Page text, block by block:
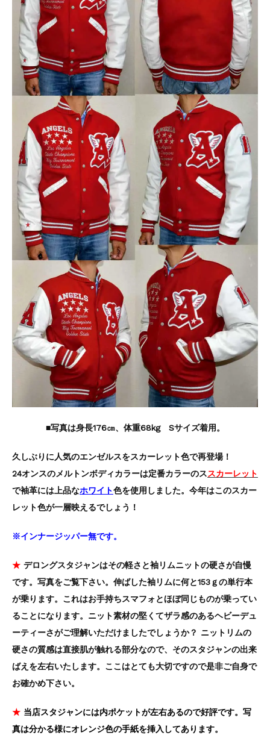
■写真は身長176㎝、体重68kg Sサイズ着用。
久しぶりに人気のエンゼルスをスカーレット色で再登場！
24オンスのメルトンボディカラーは定番カラーのススカーレット
で袖革には上品なホワイト色を使用しました。今年はこのスカー
レット色が一層映えるでしょう！
※インナージッパー無です。
★デロングスタジャンはその軽さと袖リムニットの硬さが自慢
です。写真をご覧下さい。伸ばした袖リムに何と153ｇの単行本
が乗ります。これはお手持ちスマフォとほぼ同じものが乗ってい
ることになります。ニット素材の堅くてザラ感のあるヘビーデュ
ーティーさがご理解いただけましたでしょうか？ ニットリムの
硬さの質感は直接肌が触れる部分なので、そのスタジャンの出来
ばえを左右いたします。ここはとても大切ですので是非ご自身で
お確かめ下さい。
★ 当店スタジャンには内ポケットが左右あるので好評です。写
真は分かる様にオレンジ色の手紙を挿入してあります。